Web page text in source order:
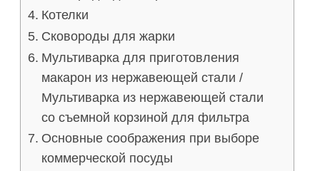
Котелки
Сковороды для жарки
Мультиварка для приготовления
макарон из нержавеющей стали /
Мультиварка из нержавеющей стали
со съемной корзиной для фильтра
Основные соображения при выборе
коммерческой посуды